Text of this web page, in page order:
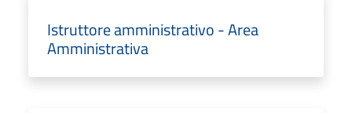
Istruttore amministrativo - Area
Amministrativa